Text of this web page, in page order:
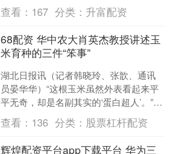
传播，引发大量网民热议。经四川绵阳
市教育和体育局、....
查看： 167 分类： 升富配资
68配资 华中农大肖英杰教授讲述玉
米育种的三件“笨事”
湖北日报讯（记者韩晓玲、张歆、通讯
员晏华华）“这根玉米虽然外表看起来平
平无奇，却是名副其实的‘蛋白超人’。”7
月17日，湖北省政府新闻办举办首场“新
征程上的荆楚....
查看： 136 分类： 股票杠杆配资
辉煌配资平台app下载平台 华为三